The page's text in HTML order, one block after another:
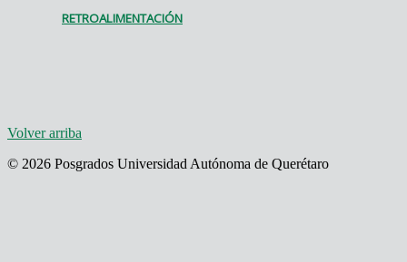
RETROALIMENTACIÓN
Volver arriba
© 2026 Posgrados Universidad Autónoma de Querétaro